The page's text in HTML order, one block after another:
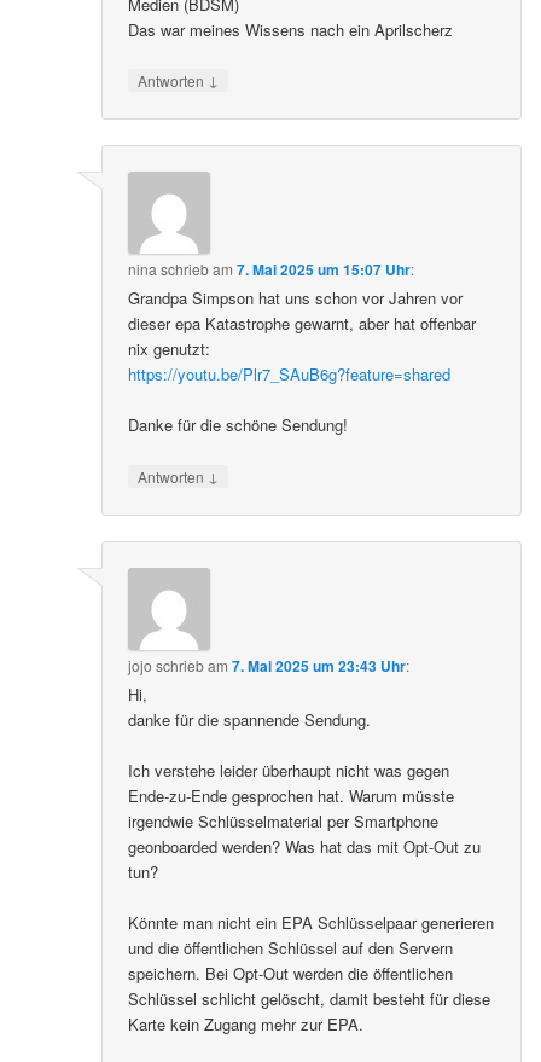
Das war meines Wissens nach ein Aprilscherz
Antworten ↓
nina schriebam7. Mai 2025 um 15:07 Uhr:
Grandpa Simpson hat uns schon vor Jahren vor
dieser epa Katastrophe gewarnt, aber hat offenbar
nix genutzt:
https://youtu.be/Plr7_SAuB6g?feature=shared
Danke für die schöne Sendung!
Antworten ↓
jojo schriebam7. Mai 2025 um 23:43 Uhr:
Hi,
danke für die spannende Sendung.
Ich verstehe leider überhaupt nicht was gegen
Ende-zu-Ende gesprochen hat. Warum müsste
irgendwie Schlüsselmaterial per Smartphone
geonboarded werden? Was hat das mit Opt-Out zu
tun?
Könnte man nicht ein EPA Schlüsselpaar generieren
und die öffentlichen Schlüssel auf den Servern
speichern. Bei Opt-Out werden die öffentlichen
Schlüssel schlicht gelöscht, damit besteht für diese
Karte kein Zugang mehr zur EPA.